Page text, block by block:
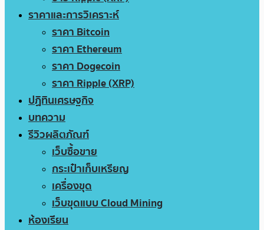
ราคาและการวิเคราะห์
ราคา Bitcoin
ราคา Ethereum
ราคา Dogecoin
ราคา Ripple (XRP)
ปฏิทินเศรษฐกิจ
บทความ
รีวิวผลิตภัณฑ์
เว็บซื้อขาย
กระเป๋าเก็บเหรียญ
เครื่องขุด
เว็บขุดแบบ Cloud Mining
ห้องเรียน